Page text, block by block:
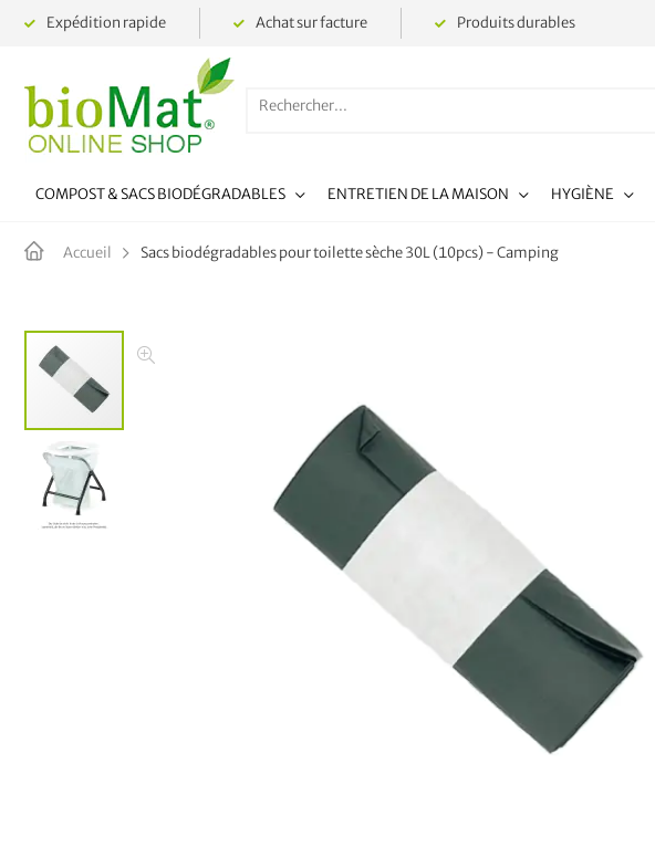
Expédition rapide Achat sur facture Produits durables
COMPOST & SACS BIODÉGRADABLES ENTRETIEN DE LA MAISON HYGIÈNE
Accueil Sacs biodégradables pour toilette sèche 30L (10pcs) - Camping